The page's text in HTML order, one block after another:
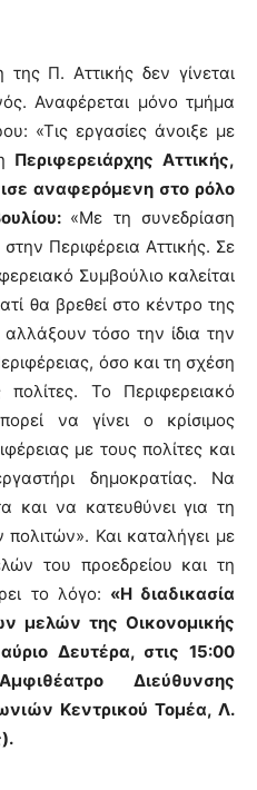
Π. Αττικής δεν γίνεται
Αναφέρεται μόνο τμήμα
«Τις εργασίες άνοιξε με
Περιφερειάρχης Αττικής,
αναφερόμενη στο ρόλο
«Με τη συνεδρίαση
Περιφέρεια Αττικής. Σε
Συμβούλιο καλείται
θα βρεθεί στο κέντρο της
τόσο την ίδια την
όσο και τη σχέση
Το Περιφερειακό
να γίνει ο κρίσιμος
με τους πολίτες και
δημοκρατίας. Να
και να κατευθύνει για τη
Και καταλήγει με
του προεδρείου και τη
το λόγο: «Η διαδικασία
μελών της Οικονομικής
Δευτέρα, στις 15:00
Διεύθυνσης
Κεντρικού Τομέα, Λ.